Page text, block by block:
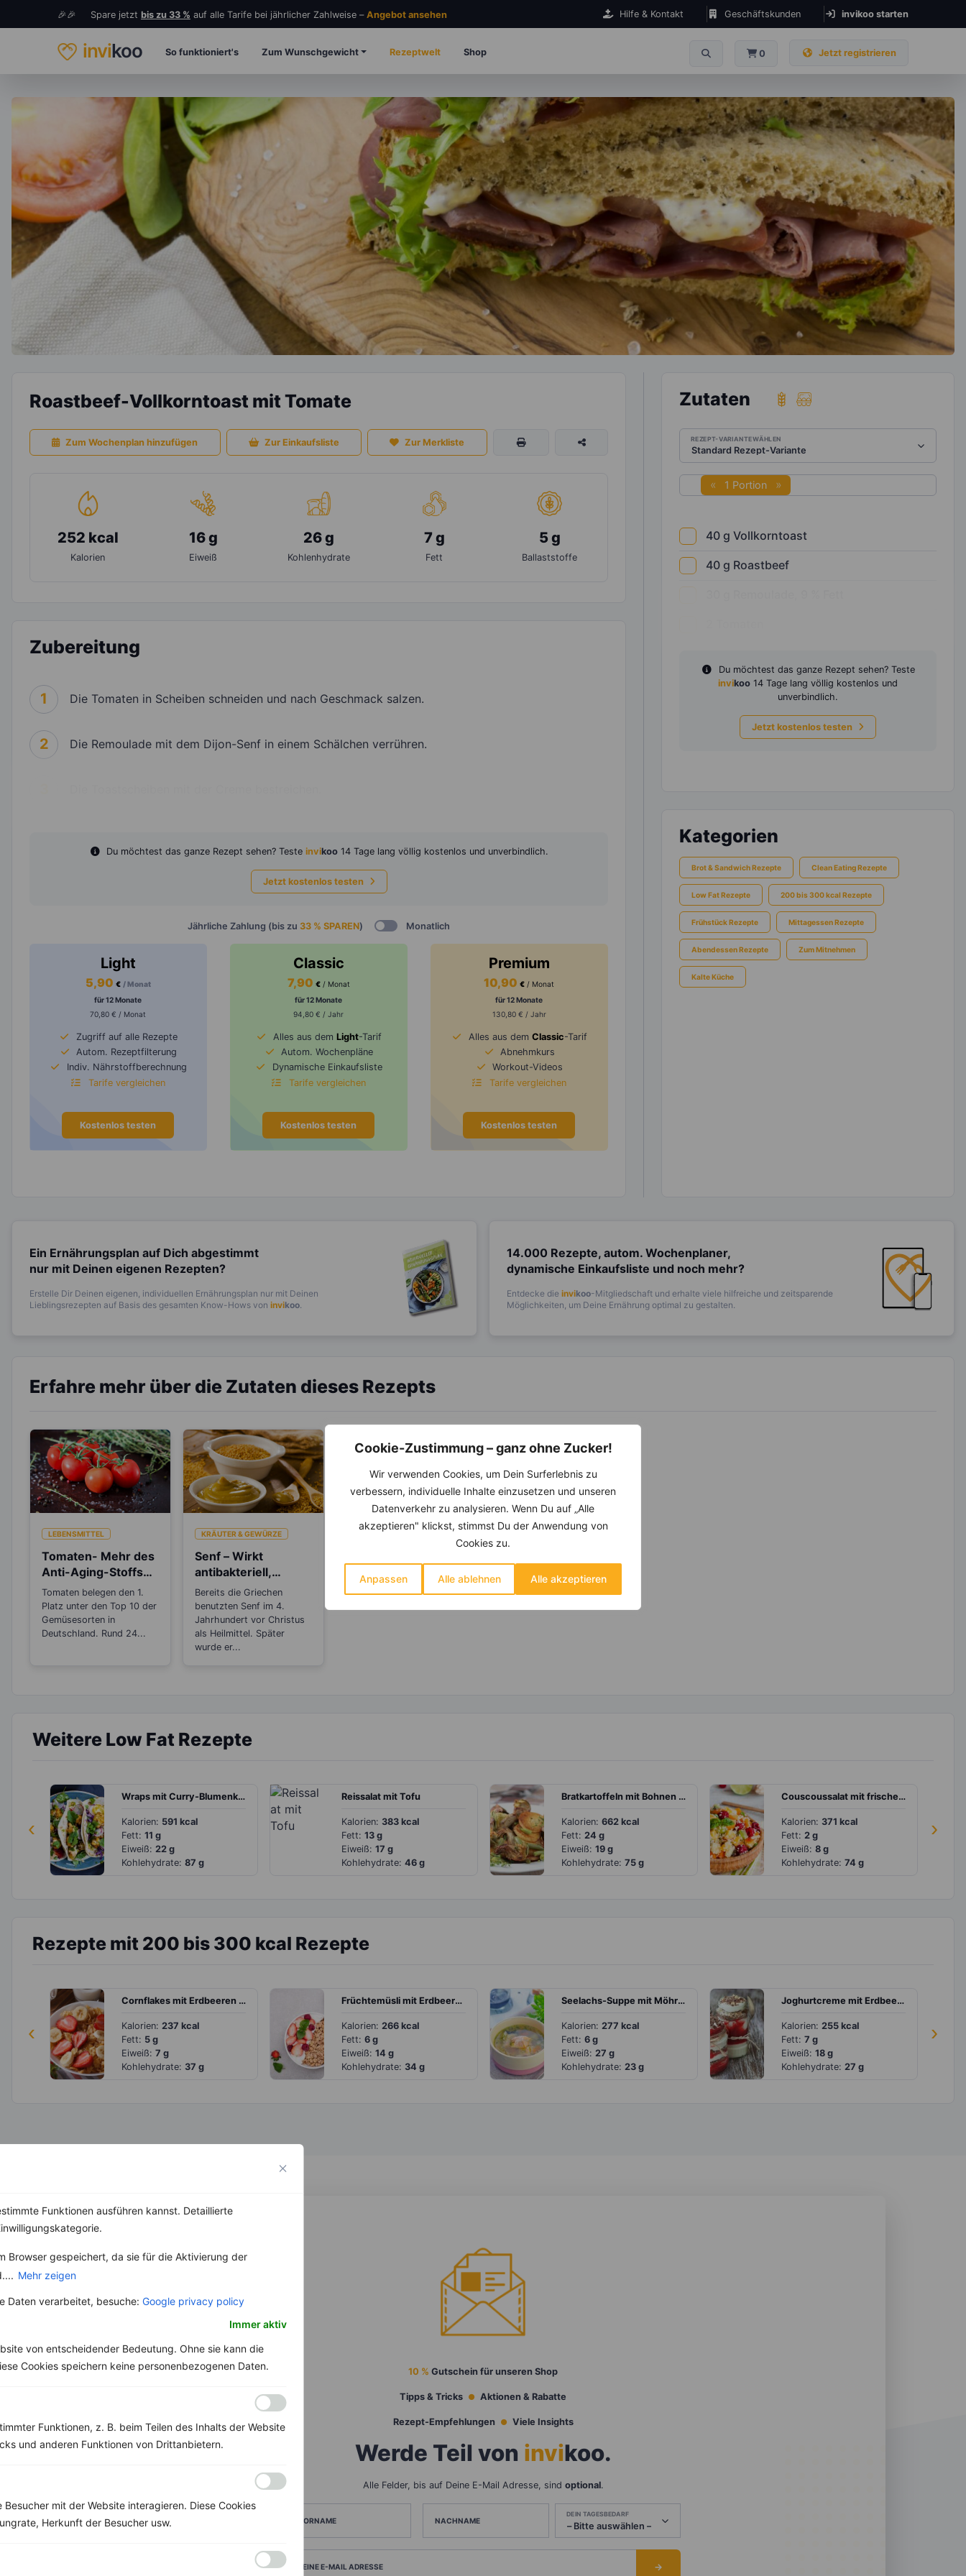
Cookie-Zustimmung – ganz ohne Zucker!
Wir verwenden Cookies, um Dein Surferlebnis zu
verbessern, individuelle Inhalte einzusetzen und unseren
Datenverkehr zu analysieren. Wenn Du auf „Alle
akzeptieren" klickst, stimmst Du der Anwendung von
Cookies zu.
Anpassen Alle ablehnen Alle akzeptieren
Funktionen ausführen kannst. Detaillierte
Browser gespeichert, da sie für die Aktivierung der
Mehr zeigen
Daten verarbeitet, besuche: Google privacy policy
Immer aktiv
von entscheidender Bedeutung. Ohne sie kann die
Cookies speichern keine personenbezogenen Daten.
Funktionen, z. B. beim Teilen des Inhalts der Website
und anderen Funktionen von Drittanbietern.
mit der Website interagieren. Diese Cookies
Herkunft der Besucher usw.
🎉🎉 Spare jetzt bis zu 33 % auf alle Tarife bei jährlicher Zahlweise – Angebot ansehen Hilfe & Kontakt Geschäftskunden invikoo starten
invikoo So funktioniert's Zum Wunschgewicht Rezeptwelt Shop 0 Jetzt registrieren
Roastbeef-Vollkorntoast mit Tomate
Zum Wochenplan hinzufügen Zur Einkaufsliste Zur Merkliste
252 kcal
Kalorien
16 g
Eiweiß
26 g
Kohlenhydrate
7 g
Fett
5 g
Ballaststoffe
Zubereitung
1 Die Tomaten in Scheiben schneiden und nach Geschmack salzen.
2 Die Remoulade mit dem Dijon-Senf in einem Schälchen verrühren.
Du möchtest das ganze Rezept sehen? Teste invikoo 14 Tage lang völlig kostenlos und unverbindlich.
Jetzt kostenlos testen
Jährliche Zahlung (bis zu 33 % SPAREN) Monatlich
Light
5,90 € / Monat
für 12 Monate
70,80 € / Monat
Zugriff auf alle Rezepte
Autom. Rezeptfilterung
Indiv. Nährstoffberechnung
Tarife vergleichen
Kostenlos testen
Classic
7,90 € / Monat
für 12 Monate
94,80 € / Jahr
Alles aus dem Light-Tarif
Autom. Wochenpläne
Dynamische Einkaufsliste
Tarife vergleichen
Kostenlos testen
Premium
10,90€ / Monat
für 12 Monate
130,80 € / Jahr
Alles aus dem Classic-Tarif
Abnehmkurs
Workout-Videos
Tarife vergleichen
Kostenlos testen
Zutaten
REZEPT-VARIANTE WÄHLEN
1 Portion
40 g Vollkorntoast
40 g Roastbeef
Du möchtest das ganze Rezept sehen? Teste
invikoo 14 Tage lang völlig kostenlos und
unverbindlich.
Jetzt kostenlos testen
Kategorien
Brot & Sandwich Rezepte Clean Eating Rezepte
Low Fat Rezepte 200 bis 300 kcal Rezepte
Frühstück Rezepte Mittagessen Rezepte
Abendessen Rezepte Zum Mitnehmen
Kalte Küche
Ein Ernährungsplan auf Dich abgestimmt
nur mit Deinen eigenen Rezepten?
Erstelle Dir Deinen eigenen, individuellen Ernährungsplan nur mit Deinen
Lieblingsrezepten auf Basis des gesamten Know-Hows von invikoo.
14.000 Rezepte, autom. Wochenplaner,
dynamische Einkaufsliste und noch mehr?
Entdecke die invikoo-Mitgliedschaft und erhalte viele hilfreiche und zeitsparende
Möglichkeiten, um Deine Ernährung optimal zu gestalten.
Erfahre mehr über die Zutaten dieses Rezepts
LEBENSMITTEL
Tomaten- Mehr des
Anti-Aging-Stoffs
Lycopin durchs
Einkochen?
Tomaten belegen den 1.
Platz unter den Top 10 der
Gemüsesorten in
Deutschland. Rund 24...
KRÄUTER & GEWÜRZE
Senf – Wirkt
antibakteriell,
entzündungshemm
end und Blutdruck
senkend
Bereits die Griechen
benutzten Senf im 4.
Jahrhundert vor Christus
als Heilmittel. Später
wurde er...
Weitere Low Fat Rezepte
‹ ›
Wraps mit Curry-Blumenkohl und Koriander
Kalorien: 591 kcal
Fett: 11 g
Eiweiß: 22 g
Kohlehydrate: 87 g
Reissalat mit Tofu
Kalorien: 383 kcal
Fett: 13 g
Eiweiß: 17 g
Kohlehydrate: 46 g
Bratkartoffeln mit Bohnen und Artischocken
Kalorien: 662 kcal
Fett: 24 g
Eiweiß: 19 g
Kohlehydrate: 75 g
Couscoussalat mit frischem Obst
Kalorien: 371 kcal
Fett: 2 g
Eiweiß: 8 g
Kohlehydrate: 74 g
Rezepte mit 200 bis 300 kcal Rezepte
‹ ›
Cornflakes mit Erdbeeren und Banane
Kalorien: 237 kcal
Fett: 5 g
Eiweiß: 7 g
Kohlehydrate: 37 g
Früchtemüsli mit Erdbeeren und Himbeeren
Kalorien: 266 kcal
Fett: 6 g
Eiweiß: 14 g
Kohlehydrate: 34 g
Seelachs-Suppe mit Möhren, Fenchel und Zitrone
Kalorien: 277 kcal
Fett: 6 g
Eiweiß: 27 g
Kohlehydrate: 23 g
Joghurtcreme mit Erdbeeren, Haselnüssen und Raspelschokolade
Kalorien: 255 kcal
Fett: 7 g
Eiweiß: 18 g
Kohlehydrate: 27 g
10 % Gutschein für unseren Shop
Tipps & Tricks Aktionen & Rabatte
Rezept-Empfehlungen Viele Insights
Werde Teil von invikoo.
Alle Felder, bis auf Deine E-Mail Adresse, sind optional.
VORNAME NACHNAME
DEIN TAGESBEDARF
DEINE E-MAIL ADRESSE